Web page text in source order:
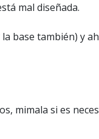
mal diseñada.
base también) y
mimala si es